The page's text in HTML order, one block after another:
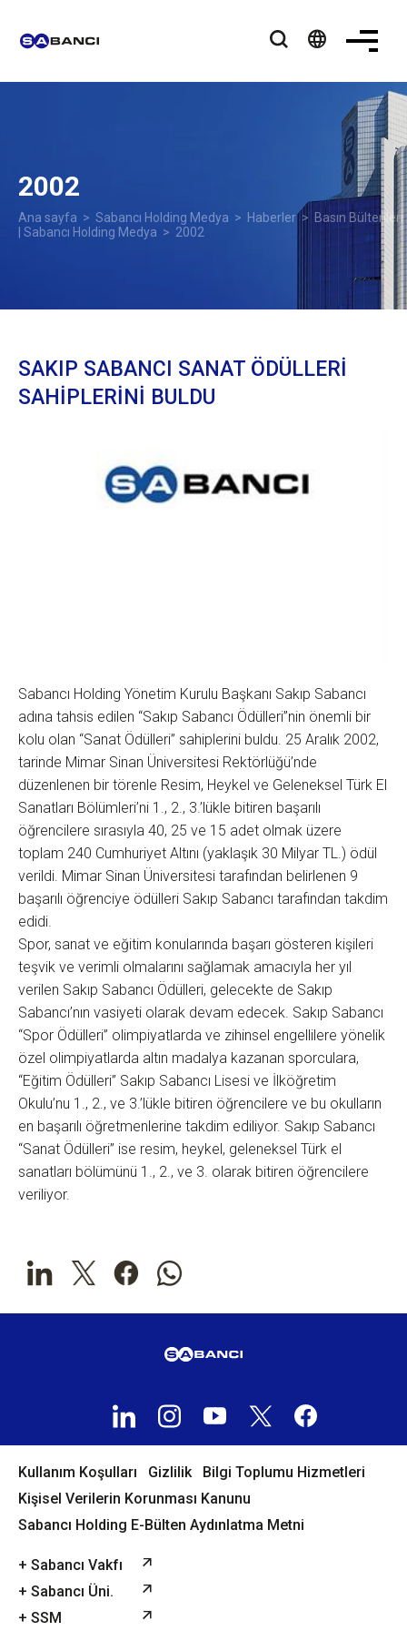
language
2002
Ana sayfa > Sabancı Holding Medya > Haberler> Basın Bültenleri
| Sabancı Holding Medya > 2002
SAKIP SABANCI SANAT ÖDÜLLERİ
SAHİPLERİNİ BULDU
Sabancı Holding Yönetim Kurulu Başkanı Sakıp Sabancı
adına tahsis edilen “Sakıp Sabancı Ödülleri”nin önemli bir
kolu olan “Sanat Ödülleri” sahiplerini buldu. 25 Aralık 2002,
tarinde Mimar Sinan Üniversitesi Rektörlüğü’nde
düzenlenen bir törenle Resim, Heykel ve Geleneksel Türk El
Sanatları Bölümleri’ni 1., 2., 3.’lükle bitiren başarılı
öğrencilere sırasıyla 40, 25 ve 15 adet olmak üzere
toplam 240 Cumhuriyet Altını (yaklaşık 30 Milyar TL.) ödül
verildi. Mimar Sinan Üniversitesi tarafından belirlenen 9
başarılı öğrenciye ödülleri Sakıp Sabancı tarafından takdim
edidi.
Spor, sanat ve eğitim konularında başarı gösteren kişileri
teşvik ve verimli olmalarını sağlamak amacıyla her yıl
verilen Sakıp Sabancı Ödülleri, gelecekte de Sakıp
Sabancı’nın vasiyeti olarak devam edecek. Sakıp Sabancı
“Spor Ödülleri” olimpiyatlarda ve zihinsel engellilere yönelik
özel olimpiyatlarda altın madalya kazanan sporculara,
“Eğitim Ödülleri” Sakıp Sabancı Lisesi ve İlköğretim
Okulu’nu 1., 2., ve 3.’lükle bitiren öğrencilere ve bu okulların
en başarılı öğretmenlerine takdim ediliyor. Sakıp Sabancı
“Sanat Ödülleri” ise resim, heykel, geleneksel Türk el
sanatları bölümünü 1., 2., ve 3. olarak bitiren öğrencilere
veriliyor.
Kullanım Koşulları Gizlilik
Bilgi Toplumu Hizmetleri
Kişisel Verilerin Korunması Kanunu
Sabancı Holding E-Bülten Aydınlatma Metni
+ Sabancı Vakfı
+ Sabancı Üni.
+ SSM